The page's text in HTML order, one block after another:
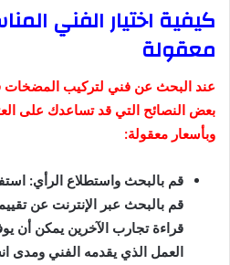
كيفية اختيار الفني
معقولة
عند البحث عن فني لتركيب المضخات
بعض النصائح التي قد تساعدك على
وبأسعار معقولة:
قم بالبحث واستطلاع الرأي:
قم بالبحث عبر الإنترنت عن
قراءة تجارب الآخرين يمكن أن
العمل الذي يقدمه الفني ومدى